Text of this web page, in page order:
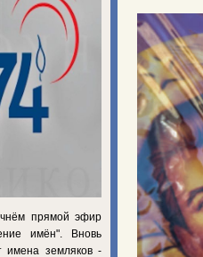
прямой эфир
имён". Вновь
имена земляков -